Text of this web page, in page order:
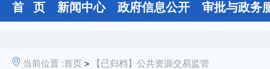
首 页 新闻中心 政府信息公开 审批与政务
当前位置 :首页 > 【已归档】公共资源交易监管